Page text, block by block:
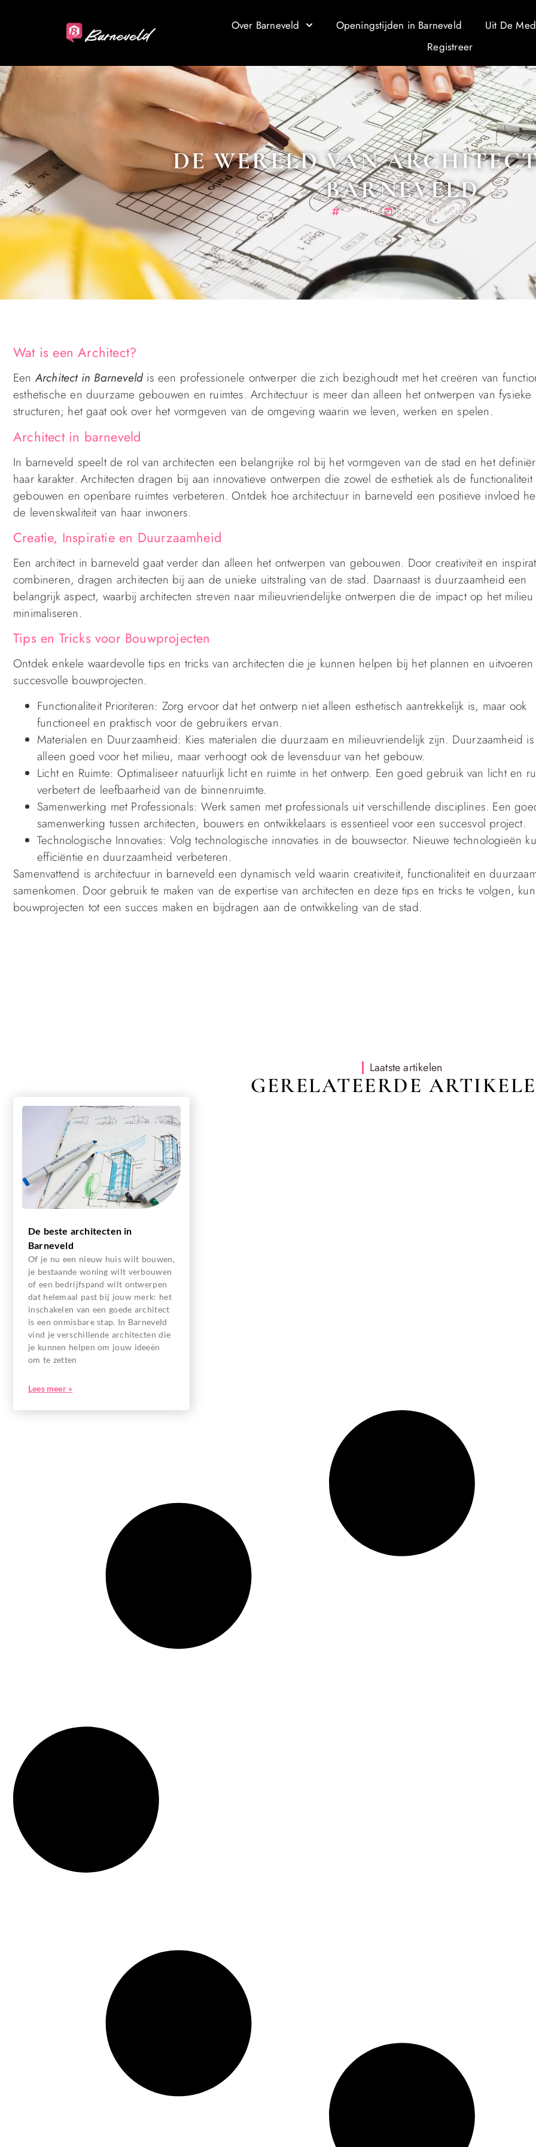
Over Barneveld Openingstijden in Barneveld
Uit De
Registreer
DE WERELD VAN
BARNEVELD
Architect Januari 11, 2024
Wat is een Architect?
EenArchitect in Barneveldis een professionele ontwerper die zich bezighoudt met het creëren van
esthetische en duurzame gebouwen en ruimtes. Architectuur is meer dan alleen het ontwerpen van fysieke
structuren; het gaat ook over het vormgeven van de omgeving waarin we leven, werken en spelen.
Architect in barneveld
In barneveld speelt de rol van architecten een belangrijke rol bij het vormgeven van de stad en het
haar karakter. Architecten dragen bij aan innovatieve ontwerpen die zowel de esthetiek als de functionaliteit
gebouwen en openbare ruimtes verbeteren. Ontdek hoe architectuur in barneveld een positieve invloed
de levenskwaliteit van haar inwoners.
Creatie, Inspiratie en Duurzaamheid
Een architect in barneveld gaat verder dan alleen het ontwerpen van gebouwen. Door creativiteit en
combineren, dragen architecten bij aan de unieke uitstraling van de stad. Daarnaast is duurzaamheid een
belangrijk aspect, waarbij architecten streven naar milieuvriendelijke ontwerpen die de impact op het milieu
minimaliseren.
Tips en Tricks voor Bouwprojecten
Ontdek enkele waardevolle tips en tricks van architecten die je kunnen helpen bij het plannen en uitvoeren
succesvolle bouwprojecten.
Functionaliteit Prioriteren: Zorg ervoor dat het ontwerp niet alleen esthetisch aantrekkelijk is, maar ook
functioneel en praktisch voor de gebruikers ervan.
Materialen en Duurzaamheid: Kies materialen die duurzaam en milieuvriendelijk zijn. Duurzaamheid
alleen goed voor het milieu, maar verhoogt ook de levensduur van het gebouw.
Licht en Ruimte: Optimaliseer natuurlijk licht en ruimte in het ontwerp. Een goed gebruik van licht en
verbetert de leefbaarheid van de binnenruimte.
Samenwerking met Professionals: Werk samen met professionals uit verschillende disciplines. Een
samenwerking tussen architecten, bouwers en ontwikkelaars is essentieel voor een succesvol project.
Technologische Innovaties: Volg technologische innovaties in de bouwsector. Nieuwe technologieën
efficiëntie en duurzaamheid verbeteren.
Samenvattend is architectuur in barneveld een dynamisch veld waarin creativiteit, functionaliteit en
samenkomen. Door gebruik te maken van de expertise van architecten en deze tips en tricks te volgen,
bouwprojecten tot een succes maken en bijdragen aan de ontwikkeling van de stad.
Laatste artikelen
GERELATEERDE
De beste architecten in
Barneveld
Of je nu een nieuw huis wilt bouwen,
je bestaande woning wilt verbouwen
of een bedrijfspand wilt ontwerpen
dat helemaal past bij jouw merk: het
inschakelen van een goede architect
is een onmisbare stap. In Barneveld
vind je verschillende architecten die
je kunnen helpen om jouw ideeën
om te zetten
Lees meer »